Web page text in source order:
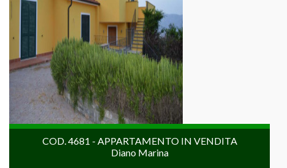
COD. 4681 - APPARTAMENTO IN VENDITA
Diano Marina